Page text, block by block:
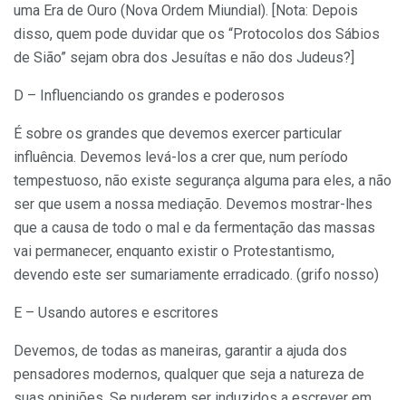
uma Era de Ouro (Nova Ordem Miundial). [Nota: Depois
disso, quem pode duvidar que os “Protocolos dos Sábios
de Sião” sejam obra dos Jesuítas e não dos Judeus?]
D – Influenciando os grandes e poderosos
É sobre os grandes que devemos exercer particular
influência. Devemos levá-los a crer que, num período
tempestuoso, não existe segurança alguma para eles, a não
ser que usem a nossa mediação. Devemos mostrar-lhes
que a causa de todo o mal e da fermentação das massas
vai permanecer, enquanto existir o Protestantismo,
devendo este ser sumariamente erradicado. (grifo nosso)
E – Usando autores e escritores
Devemos, de todas as maneiras, garantir a ajuda dos
pensadores modernos, qualquer que seja a natureza de